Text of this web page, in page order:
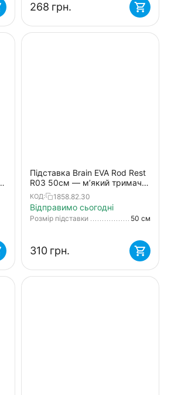
‍268‍ грн.
Підставка Brain EVA Rod Rest
R03 50см — м’який тримач
вудилища з EVA-покриттям і
універсальним кріпленням
КОД: 1858.82.30
Відправимо сьогодні
Розмір підставки 50 см
‍310‍ грн.